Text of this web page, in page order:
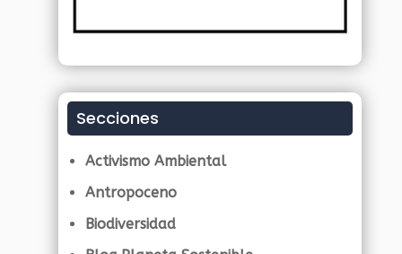
Secciones
Activismo Ambiental
Antropoceno
Biodiversidad